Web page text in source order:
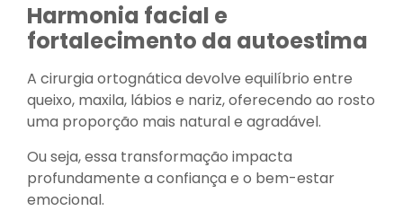
Harmonia facial e
fortalecimento da autoestima
A cirurgia ortognática devolve equilíbrio entre
queixo, maxila, lábios e nariz, oferecendo ao rosto
uma proporção mais natural e agradável.
Ou seja, essa transformação impacta
profundamente a confiança e o bem-estar
emocional.